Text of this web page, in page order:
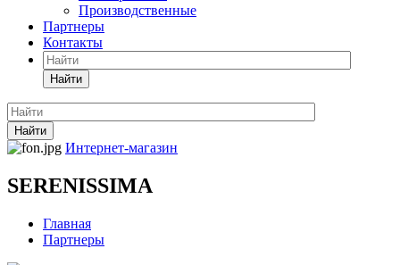
Производственные
Партнеры
Контакты
Найти
Найти
Интернет-магазин
SERENISSIMA
Главная
Партнеры